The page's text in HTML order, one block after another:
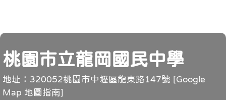
頁尾
桃園市立龍岡國民中學
地址：320052桃園市中壢區龍東路147號 [Google
Map 地圖指南]